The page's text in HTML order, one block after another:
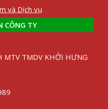
và Dịch vụ
CÔNG TY
MTV TMDV KHỞI HƯNG